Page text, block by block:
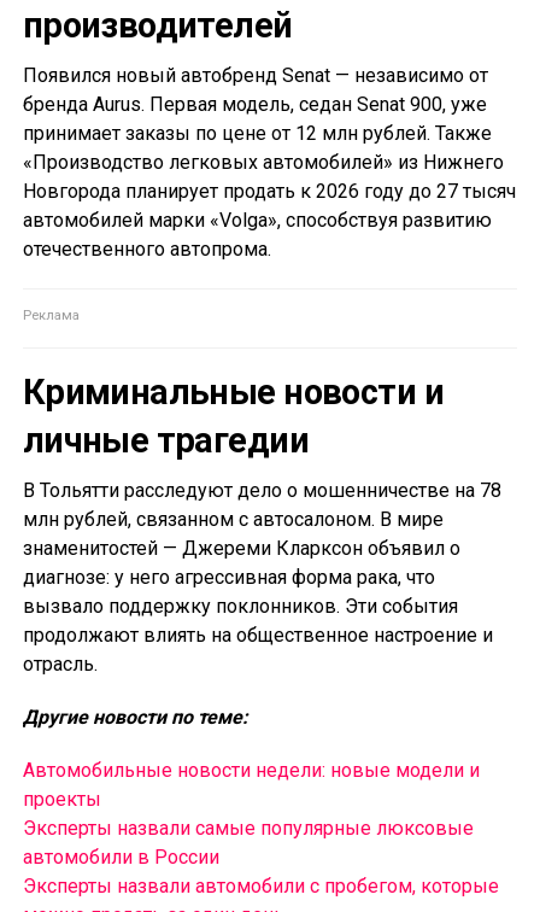
производителей
Появился новый автобренд Senat — независимо от
бренда Aurus. Первая модель, седан Senat 900, уже
принимает заказы по цене от 12 млн рублей. Также
«Производство легковых автомобилей» из Нижнего
Новгорода планирует продать к 2026 году до 27 тысяч
автомобилей марки «Volga», способствуя развитию
отечественного автопрома.
Криминальные новости и
личные трагедии
В Тольятти расследуют дело о мошенничестве на 78
млн рублей, связанном с автосалоном. В мире
знаменитостей — Джереми Кларксон объявил о
диагнозе: у него агрессивная форма рака, что
вызвало поддержку поклонников. Эти события
продолжают влиять на общественное настроение и
отрасль.
Другие новости по теме:
Автомобильные новости недели: новые модели и
проекты
Эксперты назвали самые популярные люксовые
автомобили в России
Эксперты назвали автомобили с пробегом, которые